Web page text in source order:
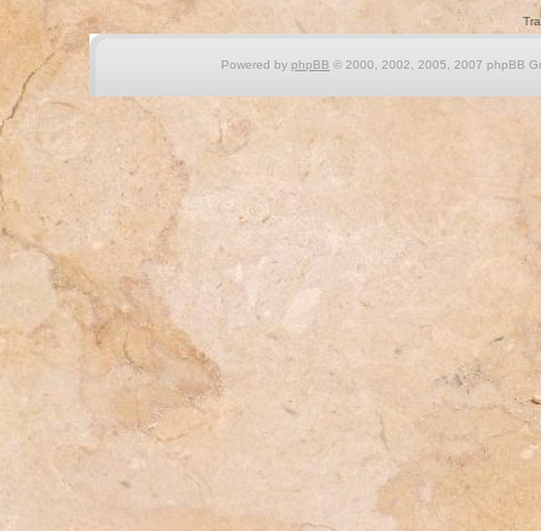
Powered by phpBB © 2000, 2002, 2005, 2007 phpBB